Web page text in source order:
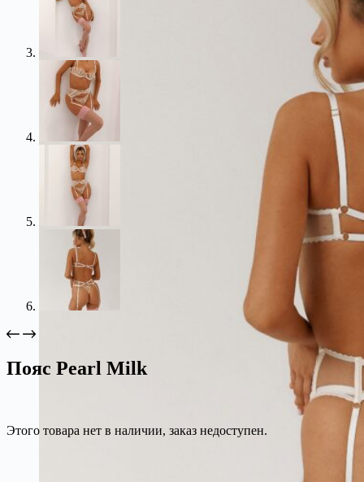
Пояс Pearl Milk
Этого товара нет в наличии, заказ недоступен.